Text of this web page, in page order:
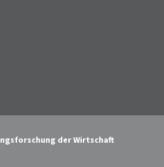
der Wirtschaft